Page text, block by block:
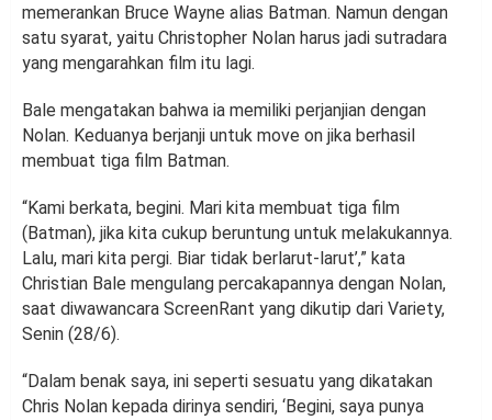
memerankan Bruce Wayne alias Batman. Namun dengan
satu syarat, yaitu Christopher Nolan harus jadi sutradara
yang mengarahkan film itu lagi.
Bale mengatakan bahwa ia memiliki perjanjian dengan
Nolan. Keduanya berjanji untuk move on jika berhasil
membuat tiga film Batman.
“Kami berkata, begini. Mari kita membuat tiga film
(Batman), jika kita cukup beruntung untuk melakukannya.
Lalu, mari kita pergi. Biar tidak berlarut-larut’,” kata
Christian Bale mengulang percakapannya dengan Nolan,
saat diwawancara ScreenRant yang dikutip dari Variety,
Senin (28/6).
“Dalam benak saya, ini seperti sesuatu yang dikatakan
Chris Nolan kepada dirinya sendiri, ‘Begini, saya punya